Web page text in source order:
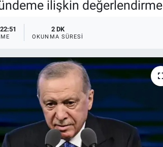
ilişkin
2 DK
OKUNMA SÜRESI